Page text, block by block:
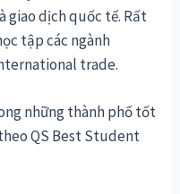
giao dịch quốc tế. Rất
tập các ngành
trade.
những thành phố tốt
QS Best Student